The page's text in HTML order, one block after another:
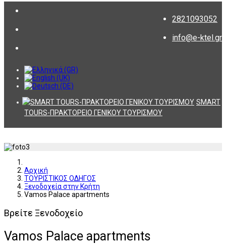
2821093052
info@e-ktel.gr
SMART
TOURS-ΠΡΑΚΤΟΡΕΙΟ ΓΕΝΙΚΟΥ ΤΟΥΡΙΣΜΟΥ
Αρχική
ΤΟΥΡΙΣΤΙΚΟΣ ΟΔΗΓΟΣ
Ξενοδοχεία στην Κρήτη
Vamos Palace apartments
Βρείτε Ξενοδοχείο
Vamos Palace apartments